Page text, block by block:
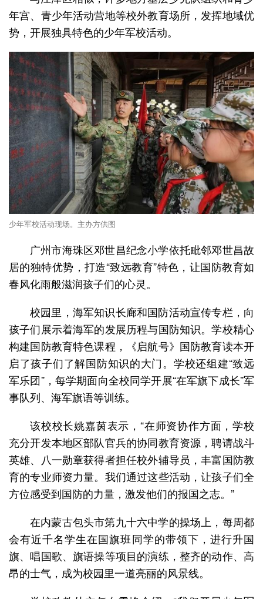
年宫、青少年活动营地等校外教育场所，发挥地域优
势，开展独具特色的少年军校活动。
少年军校活动现场。主办方供图
广州市海珠区邓世昌纪念小学依托毗邻邓世昌故
居的独特优势，打造“致远教育”特色，让国防教育如
春风化雨般滋润孩子们的心灵。
校园里，海军知识长廊和国防活动宣传专栏，向
孩子们展示着海军的发展历程与国防知识。学校精心
构建国防教育特色课程，《启航号》国防教育读本开
启了孩子们了解国防知识的大门。学校还组建“致远
军乐团”，每学期面向全校同学开展“在军旗下成长”军
事队列、海军旗语等训练。
该校校长姚嘉茵表示，“在师资协作方面，学校
充分开发本地区部队官兵的协同教育资源，聘请战斗
英雄、八一勋章获得者担任校外辅导员，丰富国防教
育的专业师资力量。我们通过这些活动，让孩子们全
方位感受到国防的力量，激发他们的报国之志。”
在内蒙古包头市第九十六中学的操场上，每周都
会有近千名学生在国旗班同学的带领下，进行升国
旗、唱国歌、旗语操等项目的演练，整齐的动作、高
昂的士气，成为校园里一道亮丽的风景线。